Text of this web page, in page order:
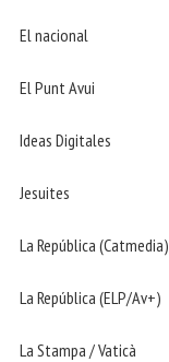
El nacional
El Punt Avui
Ideas Digitales
Jesuites
La República (Catmedia)
La República (ELP/Av+)
La Stampa / Vaticà